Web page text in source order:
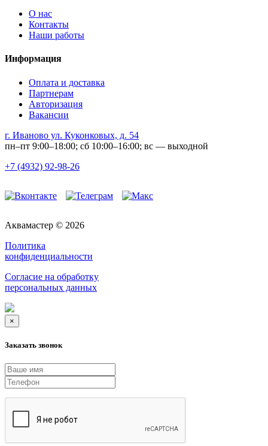
О нас
Контакты
Наши работы
Информация
Оплата и доставка
Партнерам
Авторизация
Вакансии
г. Иваново ул. Куконковых, д. 54
пн–пт 9:00–18:00; сб 10:00–16:00; вс — выходной
+7 (4932) 92-98-26
Аквамастер © 2026
Политика
конфиденциальности
Согласие на обработку
персональных данных
×
Заказать звонок